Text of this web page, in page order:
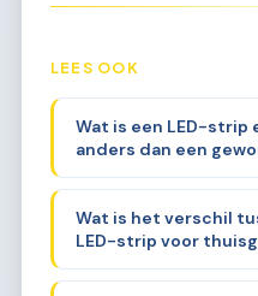
LEES OOK
Wat is een LED-strip
anders dan een
Wat is het verschil
LED-strip voor